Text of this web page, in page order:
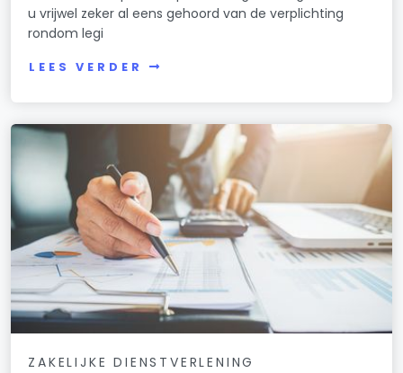
u vrijwel zeker al eens gehoord van de verplichting
rondom legi
LEES VERDER
ZAKELIJKE DIENSTVERLENING